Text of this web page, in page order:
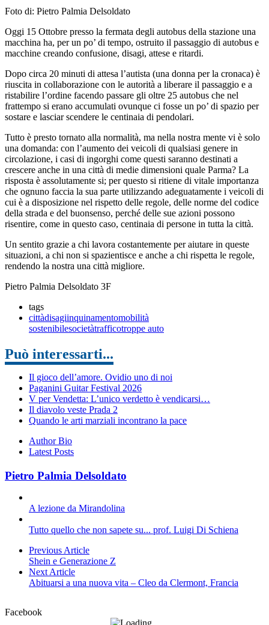
Foto di: Pietro Palmia Delsoldato
Oggi 15 Ottobre presso la fermata degli autobus della stazione una
macchina ha, per un po’ di tempo, ostruito il passaggio di autobus e
macchine creando confusione, disagi, attese e ritardi.
Dopo circa 20 minuti di attesa l’autista (una donna per la cronaca) è
riuscita in collaborazione con le autorità a liberare il passaggio e a
ristabilire l’ordine facendo passare gli oltre 25 autobus che nel
frattempo si erano accumulati ovunque ci fosse un po’ di spazio per
sostare e lasciar scendere le centinaia di pendolari.
Tutto è presto tornato alla normalità, ma nella nostra mente vi è solo
una domanda: con l’aumento dei veicoli di qualsiasi genere in
circolazione, i casi di ingorghi come questi saranno destinati a
crescere anche in una città di medie dimensioni quale Parma? La
risposta è assolutamente si; per questo si ritiene di vitale importanza
che ognuno faccia la sua parte utilizzando adeguatamente i veicoli di
cui è a disposizione nel rispetto delle regole, delle norme del codice
della strada e del buonsenso, perché delle sue azioni possono
risentire, come in questo caso, centinaia di persone in tutta la città.
Un sentito grazie a chi lavora costantemente per aiutare in queste
situazioni, a chi non si spazientisce e anche a chi rispetta le regole,
rendendo la nostra una città migliore.
Pietro Palmia Delsoldato 3F
tags
cittàdisagiinquinamentomobilità
sostenibilesocietàtrafficotroppe auto
Può interessarti...
Il gioco dell’amore. Ovidio uno di noi
Paganini Guitar Festival 2026
V per Vendetta: L’unico verdetto è vendicarsi…
Il diavolo veste Prada 2
Quando le arti marziali incontrano la pace
Author Bio
Latest Posts
Pietro Palmia Delsoldato
A lezione da Mirandolina
Tutto quello che non sapete su... prof. Luigi Di Schiena
Previous Article
Shein e Generazione Z
Next Article
Abituarsi a una nuova vita – Cleo da Clermont, Francia
Facebook